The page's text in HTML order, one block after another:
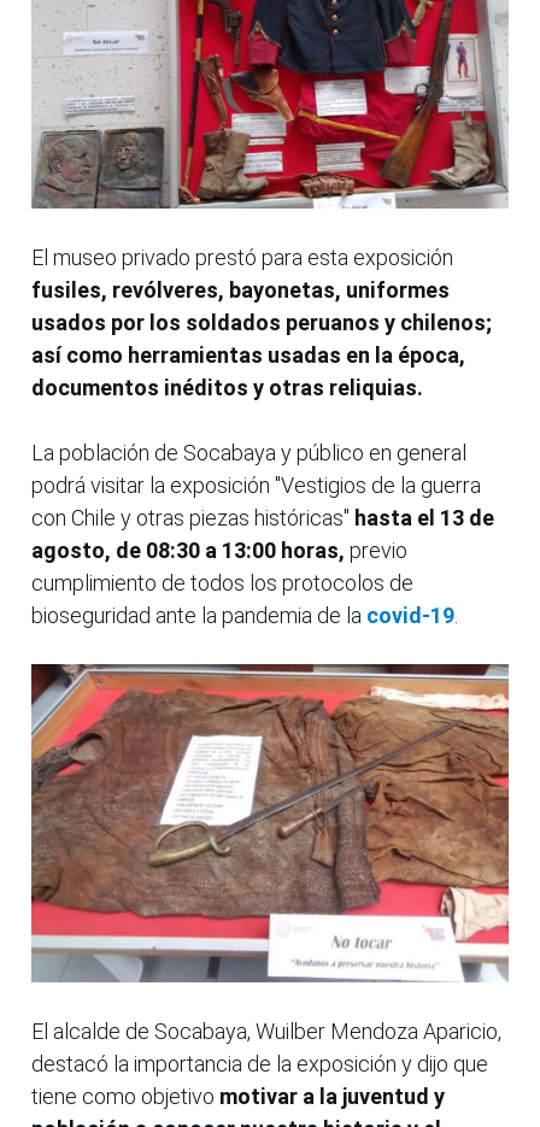
El museo privado prestó para esta exposición
fusiles, revólveres, bayonetas, uniformes
usados por los soldados peruanos y chilenos;
así como herramientas usadas en la época,
documentos inéditos y otras reliquias.
La población de Socabaya y público en general
podrá visitar la exposición "Vestigios de la guerra
con Chile y otras piezas históricas" hasta el 13 de
agosto, de 08:30 a 13:00 horas, previo
cumplimiento de todos los protocolos de
bioseguridad ante la pandemia de la covid-19
El alcalde de Socabaya, Wuilber Mendoza Aparicio,
destacó la importancia de la exposición y dijo que
tiene como objetivo motivar a la juventud y